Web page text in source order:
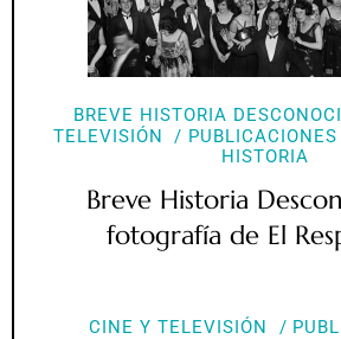
BREVE HISTORIA
TELEVISIÓN
PUBLICACIONES
HISTORIA
Breve Historia
fotografía de El
CINE Y TELEVISIÓN